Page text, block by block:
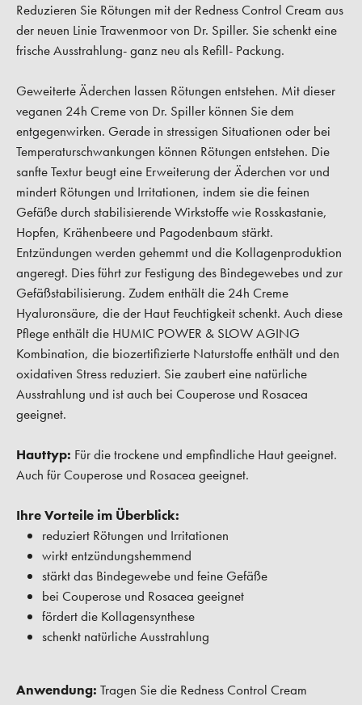
Reduzieren Sie Rötungen mit der Redness Control Cream aus
der neuen Linie Trawenmoor von Dr. Spiller. Sie schenkt eine
frische Ausstrahlung- ganz neu als Refill- Packung.
Geweiterte Äderchen lassen Rötungen entstehen. Mit dieser
veganen 24h Creme von Dr. Spiller können Sie dem
entgegenwirken. Gerade in stressigen Situationen oder bei
Temperaturschwankungen können Rötungen entstehen. Die
sanfte Textur beugt eine Erweiterung der Äderchen vor und
mindert Rötungen und Irritationen, indem sie die feinen
Gefäße durch stabilisierende Wirkstoffe wie Rosskastanie,
Hopfen, Krähenbeere und Pagodenbaum stärkt.
Entzündungen werden gehemmt und die Kollagenproduktion
angeregt. Dies führt zur Festigung des Bindegewebes und zur
Gefäßstabilisierung. Zudem enthält die 24h Creme
Hyaluronsäure, die der Haut Feuchtigkeit schenkt. Auch diese
Pflege enthält die HUMIC POWER & SLOW AGING
Kombination, die biozertifizierte Naturstoffe enthält und den
oxidativen Stress reduziert. Sie zaubert eine natürliche
Ausstrahlung und ist auch bei Couperose und Rosacea
geeignet.
Hauttyp: Für die trockene und empfindliche Haut geeignet.
Auch für Couperose und Rosacea geeignet.
Ihre Vorteile im Überblick:
reduziert Rötungen und Irritationen
wirkt entzündungshemmend
stärkt das Bindegewebe und feine Gefäße
bei Couperose und Rosacea geeignet
fördert die Kollagensynthese
schenkt natürliche Ausstrahlung
Anwendung: Tragen Sie die Redness Control Cream